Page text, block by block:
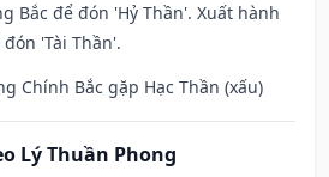
Bắc để đón 'Hỷ Thần'. Xuất hành
'Tài Thần'.
Chính Bắc gặp Hạc Thần (xấu)
Lý Thuần Phong